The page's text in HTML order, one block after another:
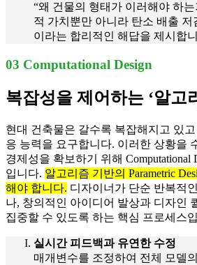
“왜 건물의 형태가 이러해야 하
적 가치뿐만 아니라 탄소 배출
이라는 합리적인 해답을 제시합
03 Computational Design
복잡성을 제어하는 ‘알고
현대 건축물은 갈수록 복잡해지고 있
응 능력을 요구합니다. 이러한 상황을
경제성을 확보하기 위해 Computational
입니다. 알고리즘 기반의 Parametric
해야 합니다. 디자이너가 단순 반복적
나, 창의적인 아이디어 발상과 디자인
집중할 수 있도록 하는 핵심 프로세스
실시간 피드백과 유연한 수정
매개변수를 조정하여 전체 모델